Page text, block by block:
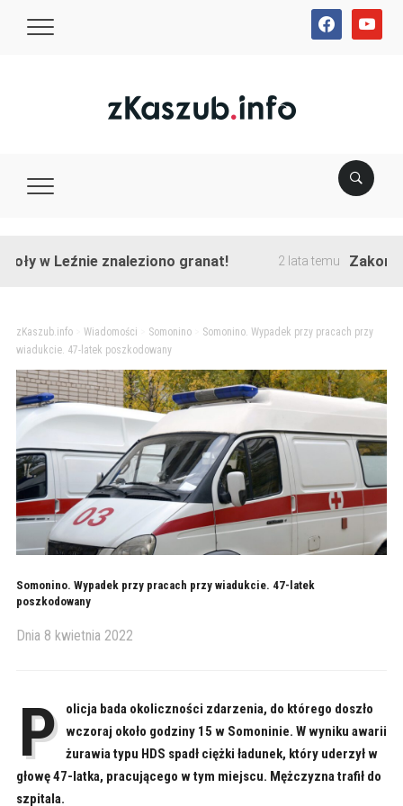
facebookyoutube
Leźnie znaleziono granat! 2 lata temu Zakończono
zKaszub.info> Wiadomości Somonino> Somonino. Wypadek przy pracach przy
wiadukcie. 47-latek poszkodowany
Somonino. Wypadek przy pracach przy wiadukcie. 47-latek
poszkodowany
Dnia 8 kwietnia 2022
P
olicja bada okoliczności zdarzenia, do którego doszło
wczoraj około godziny 15 w Somoninie. W wyniku awarii
żurawia typu HDS spadł ciężki ładunek, który uderzył w
głowę 47-latka, pracującego w tym miejscu. Mężczyzna trafił do
szpitala.